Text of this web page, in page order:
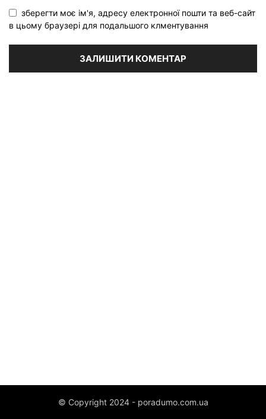
зберегти моє ім'я, адресу електронної пошти та веб-сайт
в цьому браузері для подальшого клментування
© Copyright 2024 - poradumo.com.ua